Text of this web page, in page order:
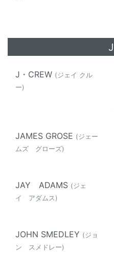
J
J・CREW (ジェイ クル
ー)
JAMES GROSE (ジェー
ムズ グローズ)
JAY ADAMS (ジェ
イ アダムス)
JOHN SMEDLEY (ジョ
ン スメドレー)